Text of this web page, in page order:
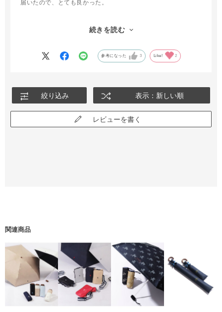
届いたので、とても良かった。
涼しく感じる。折りたたむ時も少し整えれば、留められるので、
総じて買ってよかったです。
続きを読む
参考になった 3 Like! 2
絞り込み 表示：新しい順
レビューを書く
関連商品